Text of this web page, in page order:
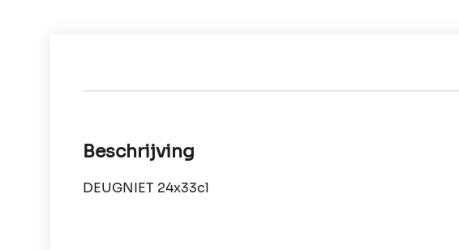
Beschrijving
DEUGNIET 24x33cl